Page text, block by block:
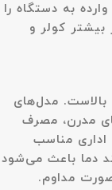
به دستگاه را
کولر و
بالاست. مدل‌های
مدرن، مصرف
اداری مناسب
دما باعث می‌شود
مداوم.